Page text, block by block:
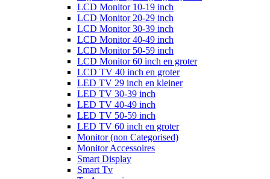
LCD Monitor 10-19 inch
LCD Monitor 20-29 inch
LCD Monitor 30-39 inch
LCD Monitor 40-49 inch
LCD Monitor 50-59 inch
LCD Monitor 60 inch en groter
LCD TV 40 inch en groter
LED TV 29 inch en kleiner
LED TV 30-39 inch
LED TV 40-49 inch
LED TV 50-59 inch
LED TV 60 inch en groter
Monitor (non Categorised)
Monitor Accessoires
Smart Display
Smart Tv